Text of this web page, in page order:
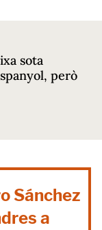
sota
però
Sánchez
a